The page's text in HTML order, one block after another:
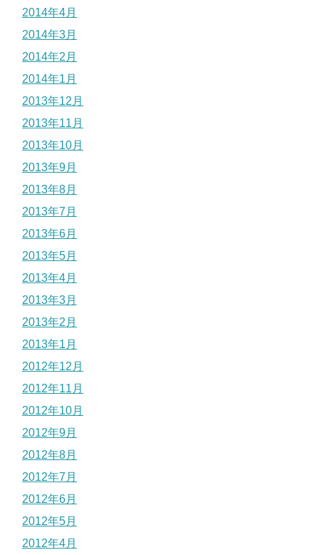
2014年4月
2014年3月
2014年2月
2014年1月
2013年12月
2013年11月
2013年10月
2013年9月
2013年8月
2013年7月
2013年6月
2013年5月
2013年4月
2013年3月
2013年2月
2013年1月
2012年12月
2012年11月
2012年10月
2012年9月
2012年8月
2012年7月
2012年6月
2012年5月
2012年4月